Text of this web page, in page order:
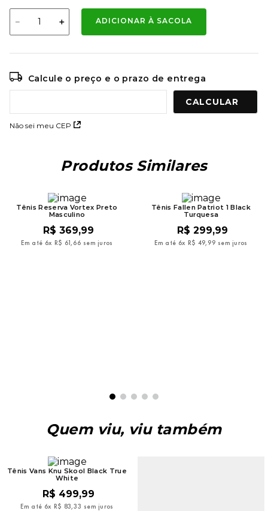
＋
－ ADICIONAR À SACOLA
Calcule o preço e o prazo de entrega
Não sei meu CEP
Produtos Similares
Tênis Reserva Vortex Preto
Masculino
R$ 369,99
Em até 6x R$ 61, 66 sem juros
Tênis Fallen Patriot 1 Black
Turquesa
R$ 299,99
Em até 6x R$ 49, 99 sem juros
Quem viu, viu também
Tênis Vans Knu Skool Black True
White
R$ 499,99
Em até 6x R$ 83,33 sem juros